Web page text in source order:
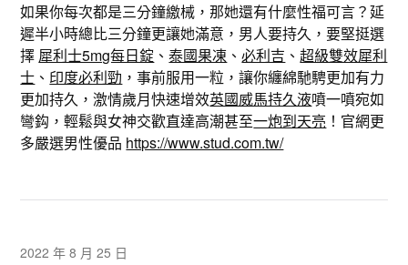
如果你每次都是三分鐘繳械，那她還有什麼性福可言？延
遲半小時總比三分鐘更讓她滿意，男人要持久，要堅挺選
擇 犀利士5mg每日錠 、泰國果凍 、必利吉 、超級雙效犀利
士 、 印度必利勁 ，事前服用一粒，讓你纏綿馳騁更加有力
更加持久，激情歲月快速增效英國威馬持久液噴一噴宛如
彎鈎，輕鬆與女神交歡直達高潮甚至一炮到天亮 ！官網更
多嚴選男性優品 https://www.stud.com.tw/
2022 年 8 月 25 日